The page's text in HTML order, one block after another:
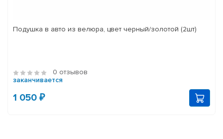
Подушка в авто из велюра, цвет черный/золотой (2шт)
0 отзывов
заканчивается
1 050 ₽